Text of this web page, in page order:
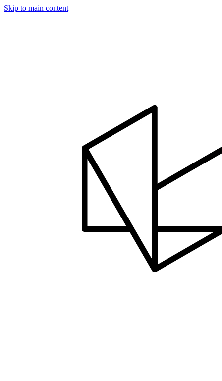
Skip to main content